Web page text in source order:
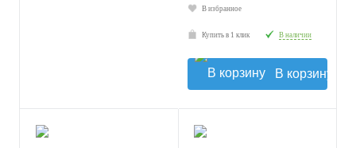
В избранное
Купить в 1 клик В наличии
В корзину